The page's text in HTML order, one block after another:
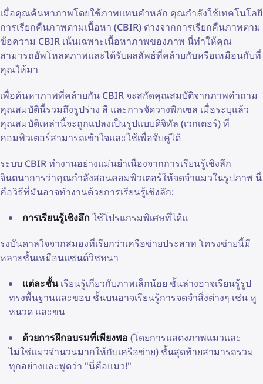
เมื่อคุณค้นหาภาพโดยใช้ภาพแทนคำหลัก คุณกำลังใช้เทคโนโลยี
การเรียกคืนภาพตามเนื้อหา (CBIR) ต่างจากการเรียกคืนภาพตาม
ข้อความ CBIR เน้นเฉพาะเนื้อหาภาพของภาพ นี่ทำให้คุณ
สามารถอัพโหลดภาพและได้รับผลลัพธ์ที่คล้ายกับหรือเหมือนกับที่
คุณให้มา
เพื่อค้นหาภาพที่คล้ายกัน CBIR จะสกัดคุณสมบัติจากภาพคำถาม
คุณสมบัตินี้รวมถึงรูปร่าง สี และการจัดวางพิกเซล เมื่อระบุแล้ว
คุณสมบัติเหล่านี้จะถูกแปลงเป็นรูปแบบดิจิทัล (เวกเตอร์) ที่
คอมพิวเตอร์สามารถเข้าใจและใช้เพื่อจับคู่ได้
ระบบ CBIR ทำงานอย่างแม่นยำเนื่องจากการเรียนรู้เชิงลึก
จินตนาการว่าคุณกำลังสอนคอมพิวเตอร์ให้จดจำแมวในรูปภาพ นี่
คือวิธีที่มันอาจทำงานด้วยการเรียนรู้เชิงลึก:
การเรียนรู้เชิงลึก ใช้โปรแกรมพิเศษที่ได้แ
รงบันดาลใจจากสมองที่เรียกว่าเครือข่ายประสาท โครงข่ายนี้มี
หลายชั้นเหมือนแซนด์วิชหนา
แต่ละชั้นเรียนรู้เกี่ยวกับภาพเล็กน้อย ชั้นล่างอาจเรียนรู้รูป
ทรงพื้นฐานและขอบ ชั้นบนอาจเรียนรู้การจดจำสิ่งต่างๆ เช่น หู
หนวด และขน
ด้วยการฝึกอบรมที่เพียงพอ (โดยการแสดงภาพแมวและ
ไม่ใช่แมวจำนวนมากให้กับเครือข่าย) ชั้นสุดท้ายสามารถรวม
ทุกอย่างและพูดว่า "นี่คือแมว!"